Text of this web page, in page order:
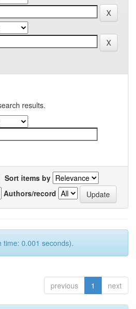
results.
Sort items by
Authors/record
time: 0.001 seconds).
previous 1 next